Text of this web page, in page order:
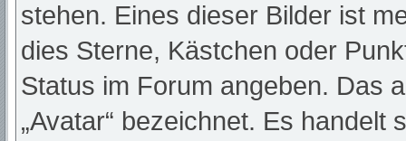
stehen. Eines dieser Bilder ist
dies Sterne, Kästchen oder
Status im Forum angeben. Das
„Avatar“ bezeichnet. Es handelt